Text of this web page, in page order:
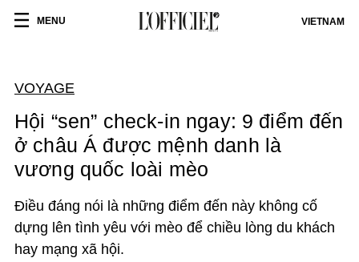
MENU VIETNAM
VOYAGE
Hội “sen” check-in ngay: 9 điểm đến
ở châu Á được mệnh danh là
vương quốc loài mèo
Điều đáng nói là những điểm đến này không cố
dựng lên tình yêu với mèo để chiều lòng du khách
hay mạng xã hội.